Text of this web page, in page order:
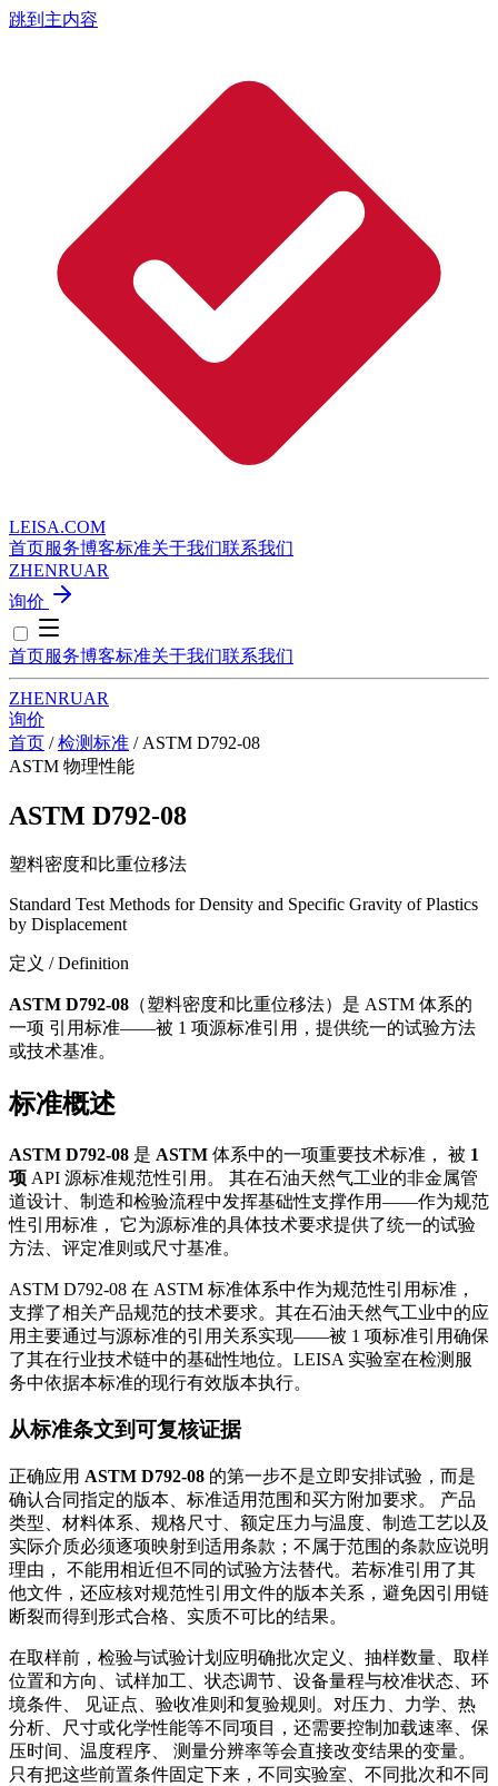
跳到主内容
LEISA.COM
首页服务博客标准关于我们联系我们
ZHENRUAR
询价
首页服务博客标准关于我们联系我们
ZHENRUAR
询价
首页 / 检测标准 / ASTM D792-08
ASTM 物理性能
ASTM D792-08
塑料密度和比重位移法
Standard Test Methods for Density and Specific Gravity of Plastics
by Displacement
定义 / Definition
ASTM D792-08 （塑料密度和比重位移法）是 ASTM 体系的
一项 引用标准——被 1 项源标准引用，提供统一的试验方法
或技术基准。
标准概述
ASTM D792-08 是 ASTM 体系中的一项重要技术标准， 被 1
项 API 源标准规范性引用。 其在石油天然气工业的非金属管
道设计、制造和检验流程中发挥基础性支撑作用——作为规范
性引用标准， 它为源标准的具体技术要求提供了统一的试验
方法、评定准则或尺寸基准。
ASTM D792-08 在 ASTM 标准体系中作为规范性引用标准，
支撑了相关产品规范的技术要求。其在石油天然气工业中的应
用主要通过与源标准的引用关系实现——被 1 项标准引用确保
了其在行业技术链中的基础性地位。LEISA 实验室在检测服
务中依据本标准的现行有效版本执行。
从标准条文到可复核证据
正确应用 ASTM D792-08 的第一步不是立即安排试验，而是
确认合同指定的版本、标准适用范围和买方附加要求。 产品
类型、材料体系、规格尺寸、额定压力与温度、制造工艺以及
实际介质必须逐项映射到适用条款；不属于范围的条款应说明
理由， 不能用相近但不同的试验方法替代。若标准引用了其
他文件，还应核对规范性引用文件的版本关系，避免因引用链
断裂而得到形式合格、实质不可比的结果。
在取样前，检验与试验计划应明确批次定义、抽样数量、取样
位置和方向、试样加工、状态调节、设备量程与校准状态、环
境条件、 见证点、验收准则和复验规则。对压力、力学、热
分析、尺寸或化学性能等不同项目，还需要控制加载速率、保
压时间、温度程序、 测量分辨率等会直接改变结果的变量。
只有把这些前置条件固定下来，不同实验室、不同批次和不同